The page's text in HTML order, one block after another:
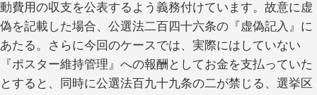
動費用の収支を公表するよう義務付けています。故意に虚
偽を記載した場合、公選法二百四十六条の『虚偽記入』に
あたる。さらに今回のケースでは、実際にはしていない
『ポスター維持管理』への報酬としてお金を支払っていた
とすると、同時に公選法百九十九条の二が禁じる、選挙区